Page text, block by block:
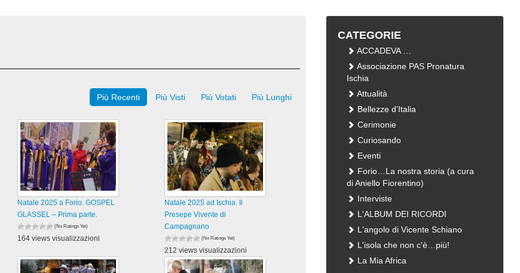
Più Recenti Più Visti Più Votati Più Lunghi
Natale 2025 a Forio. GOSPEL
GLASSEL – Prima parte.
(No Ratings Yet)
164 views visualizzazioni
Natale 2025 ad Ischia. Il
Presepe Vivente di
Campagnano
(No Ratings Yet)
212 views visualizzazioni
CATEGORIE
ACCADEVA …
Associazione PAS Pronatura
Ischia
Attualità
Bellezze d'Italia
Cerimonie
Curiosando
Eventi
Forio…La nostra storia (a cura
di Aniello Fiorentino)
Interviste
L'ALBUM DEI RICORDI
L'angolo di Vicente Schiano
L'isola che non c'è…più!
La Mia Africa